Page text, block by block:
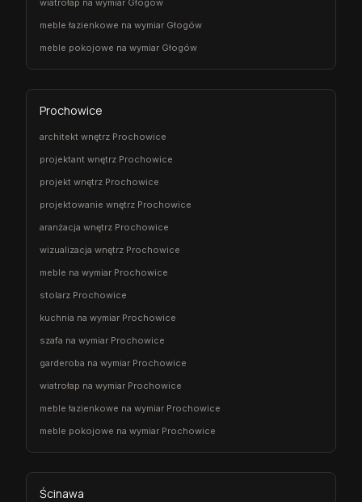
wiatrołap na wymiar Głogów
meble łazienkowe na wymiar Głogów
meble pokojowe na wymiar Głogów
Prochowice
architekt wnętrz Prochowice
projektant wnętrz Prochowice
projekt wnętrz Prochowice
projektowanie wnętrz Prochowice
aranżacja wnętrz Prochowice
wizualizacja wnętrz Prochowice
meble na wymiar Prochowice
stolarz Prochowice
kuchnia na wymiar Prochowice
szafa na wymiar Prochowice
garderoba na wymiar Prochowice
wiatrołap na wymiar Prochowice
meble łazienkowe na wymiar Prochowice
meble pokojowe na wymiar Prochowice
Ścinawa